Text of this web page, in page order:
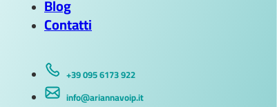
Blog
Contatti
+39 095 6173 922
info@ariannavoip.it